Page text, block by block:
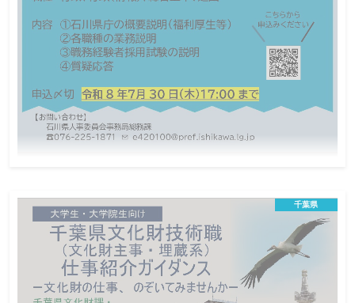
実際にどんな仕事をするの？働きやすい環境なの？
といった疑問を解消します！
オンライン説明会 地方公務員
日程 この説明会は終了しました
千葉県